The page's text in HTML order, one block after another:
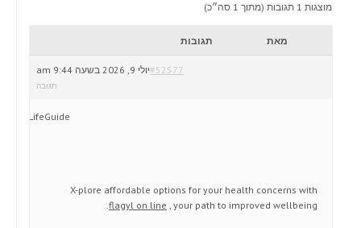
מוצגות 1 תגובות (מתוך 1 סה״כ)
מאת תגובות
יולי 9, 2026 בשעה 9:44 am#52577
תגובה
LifeGuide
X-plore affordable options for your health concerns with
flagyl on line , your path to improved wellbeing.